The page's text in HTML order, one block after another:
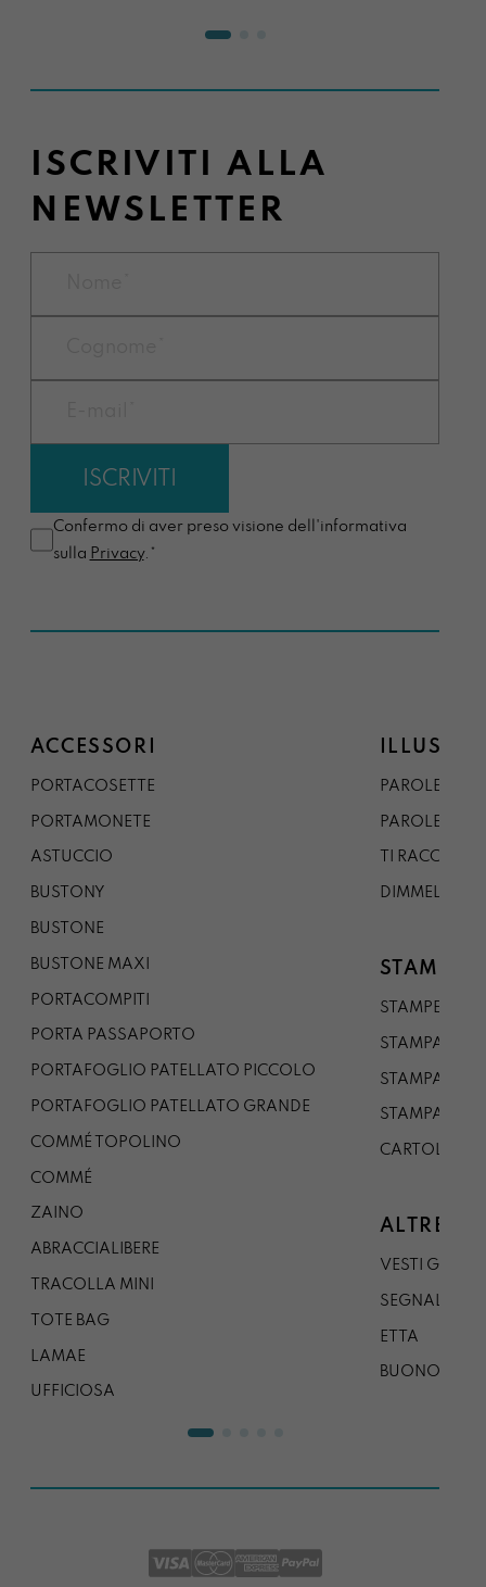
ISCRIVITI ALLA
NEWSLETTER
Confermo di aver preso visione dell'informativa
sulla Privacy.*
ACCESSORI
PORTACOSETTE
PORTAMONETE
ASTUCCIO
BUSTONY
BUSTONE
BUSTONE MAXI
PORTACOMPITI
PORTA PASSAPORTO
PORTAFOGLIO PATELLATO PICCOLO
PORTAFOGLIO PATELLATO GRANDE
COMMÉ TOPOLINO
COMMÉ
ZAINO
ABRACCIALIBERE
TRACOLLA MINI
TOTE BAG
LAMAE
UFFICIOSA
PAROLE DAL
PAROLE DA
TI
DIMMELO
STAMPE
STAMPE A5
STAMPA A3
STAMPA A1
STAMPA A0
CARTOLINA
ALTRE
VESTI
SEGNALIBRO
ETTA
BUONO